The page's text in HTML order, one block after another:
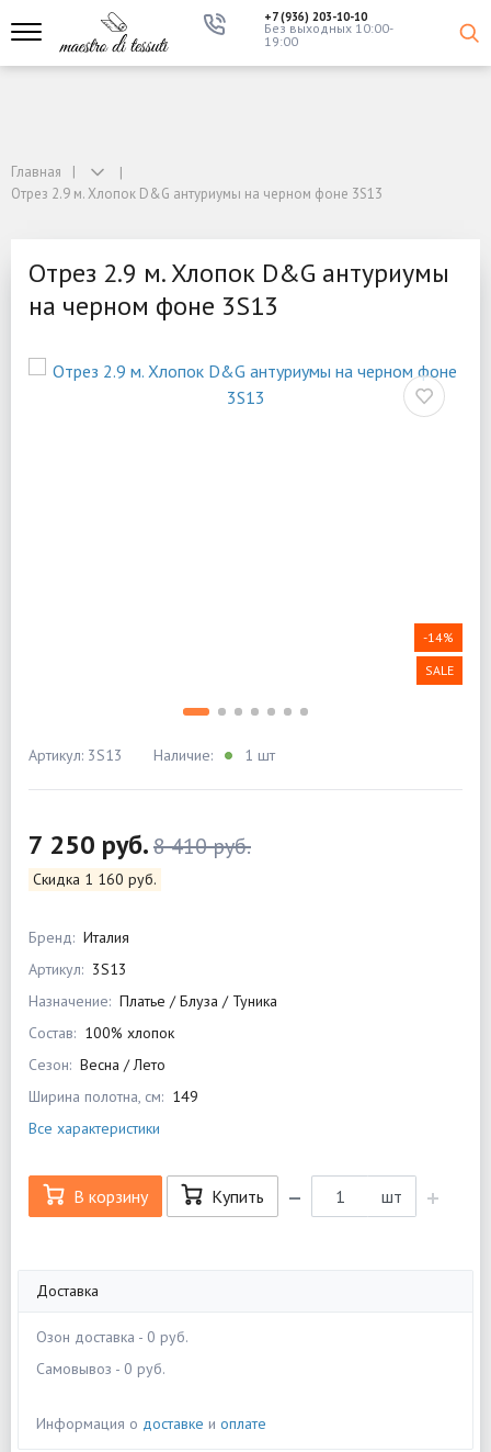
+7 (936) 203-10-10
Без выходных 10:00-
19:00
Главная
Отрез 2.9 м. Хлопок D&G антуриумы на черном фоне 3S13
Отрез 2.9 м. Хлопок D&G антуриумы
на черном фоне 3S13
-14%
SALE
Артикул: 3S13 Наличие: 1 шт
7 250 руб.8 410 руб.
Скидка 1 160 руб.
Бренд: Италия
Артикул: 3S13
Назначение: Платье / Блуза / Туника
Состав: 100% хлопок
Сезон: Весна / Лето
Ширина полотна, см: 149
Все характеристики
В корзину Купить шт
Доставка
Озон доставка - 0 руб.
Самовывоз - 0 руб.
Информация о доставке и оплате